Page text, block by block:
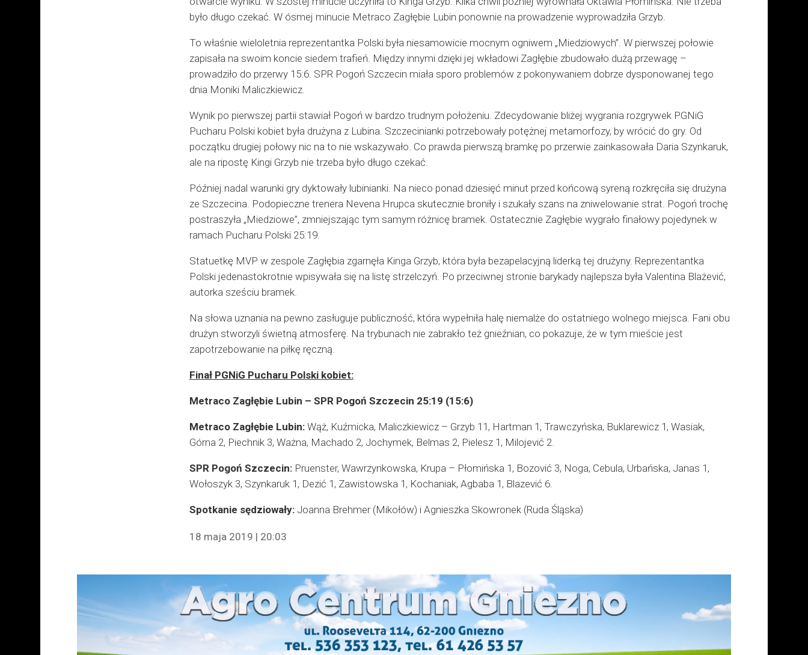
było długo czekać. W ósmej minucie Metraco Zagłębie Lubin ponownie na prowadzenie wyprowadziła Grzyb.
To właśnie wieloletnia reprezentantka Polski była niesamowicie mocnym ogniwem „Miedziowych”. W pierwszej połowie
zapisała na swoim koncie siedem trafień. Między innymi dzięki jej wkładowi Zagłębie zbudowało dużą przewagę –
prowadziło do przerwy 15:6. SPR Pogoń Szczecin miała sporo problemów z pokonywaniem dobrze dysponowanej tego
dnia Moniki Maliczkiewicz.
Wynik po pierwszej partii stawiał Pogoń w bardzo trudnym położeniu. Zdecydowanie bliżej wygrania rozgrywek PGNiG
Pucharu Polski kobiet była drużyna z Lubina. Szczecinianki potrzebowały potężnej metamorfozy, by wrócić do gry. Od
początku drugiej połowy nic na to nie wskazywało. Co prawda pierwszą bramkę po przerwie zainkasowała Daria Szynkaruk,
ale na ripostę Kingi Grzyb nie trzeba było długo czekać.
Później nadal warunki gry dyktowały lubinianki. Na nieco ponad dziesięć minut przed końcową syreną rozkręciła się drużyna
ze Szczecina. Podopieczne trenera Nevena Hrupca skutecznie broniły i szukały szans na zniwelowanie strat. Pogoń trochę
postraszyła „Miedziowe”, zmniejszając tym samym różnicę bramek. Ostatecznie Zagłębie wygrało finałowy pojedynek w
ramach Pucharu Polski 25:19.
Statuetkę MVP w zespole Zagłębia zgarnęła Kinga Grzyb, która była bezapelacyjną liderką tej drużyny. Reprezentantka
Polski jedenastokrotnie wpisywała się na listę strzelczyń. Po przeciwnej stronie barykady najlepsza była Valentina Blażević,
autorka sześciu bramek.
Na słowa uznania na pewno zasługuje publiczność, która wypełniła halę niemalże do ostatniego wolnego miejsca. Fani obu
drużyn stworzyli świetną atmosferę. Na trybunach nie zabrakło też gnieźnian, co pokazuje, że w tym mieście jest
zapotrzebowanie na piłkę ręczną.
Finał PGNiG Pucharu Polski kobiet:
Metraco Zagłębie Lubin – SPR Pogoń Szczecin 25:19 (15:6)
Metraco Zagłębie Lubin:Wąż, Kuźmicka, Maliczkiewicz – Grzyb 11, Hartman 1, Trawczyńska, Buklarewicz 1, Wasiak,
Górna 2, Piechnik 3, Ważna, Machado 2, Jochymek, Belmas 2, Pielesz 1, Milojević 2.
SPR Pogoń Szczecin: Pruenster, Wawrzynkowska, Krupa – Płomińska 1, Bozović 3, Noga, Cebula, Urbańska, Janas 1,
Wołoszyk 3, Szynkaruk 1, Dezić 1, Zawistowska 1, Kochaniak, Agbaba 1, Blazević 6.
Spotkanie sędziowały: Joanna Brehmer (Mikołów) i Agnieszka Skowronek (Ruda Śląska)
18 maja 2019 | 20:03